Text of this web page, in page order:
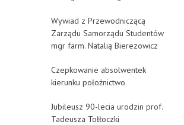
Wywiad z Przewodniczącą
Zarządu Samorządu Studentów
mgr farm. Natalią Bierezowicz
Czepkowanie absolwentek
kierunku położnictwo
Jubileusz 90-lecia urodzin prof.
Tadeusza Tołłoczki